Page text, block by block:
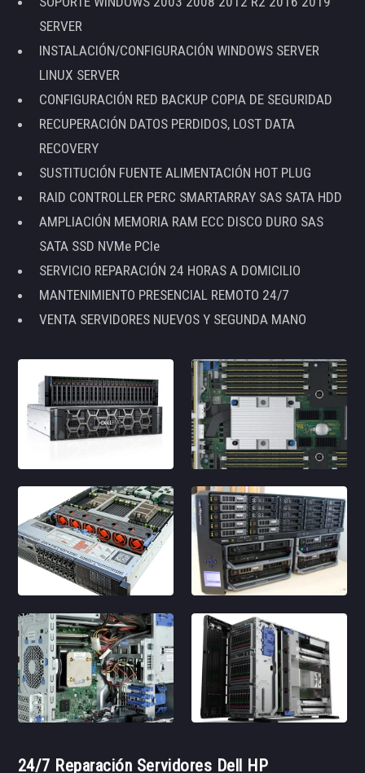
SERVER
INSTALACIÓN/CONFIGURACIÓN WINDOWS SERVER
LINUX SERVER
CONFIGURACIÓN RED BACKUP COPIA DE SEGURIDAD
RECUPERACIÓN DATOS PERDIDOS, LOST DATA
RECOVERY
SUSTITUCIÓN FUENTE ALIMENTACIÓN HOT PLUG
RAID CONTROLLER PERC SMARTARRAY SAS SATA HDD
AMPLIACIÓN MEMORIA RAM ECC DISCO DURO SAS
SATA SSD NVMe PCIe
SERVICIO REPARACIÓN 24 HORAS A DOMICILIO
MANTENIMIENTO PRESENCIAL REMOTO 24/7
VENTA SERVIDORES NUEVOS Y SEGUNDA MANO
24/7 Reparación Servidores Dell HP